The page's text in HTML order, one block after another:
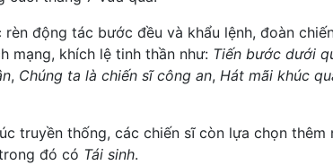
động tác bước đều và khẩu lệnh, đoàn
mạng, khích lệ tinh thần như: Tiến bước dưới
, Chúng ta là chiến sĩ công an, Hát mãi khúc
truyền thống, các chiến sĩ còn lựa chọn thêm
đó có Tái sinh.